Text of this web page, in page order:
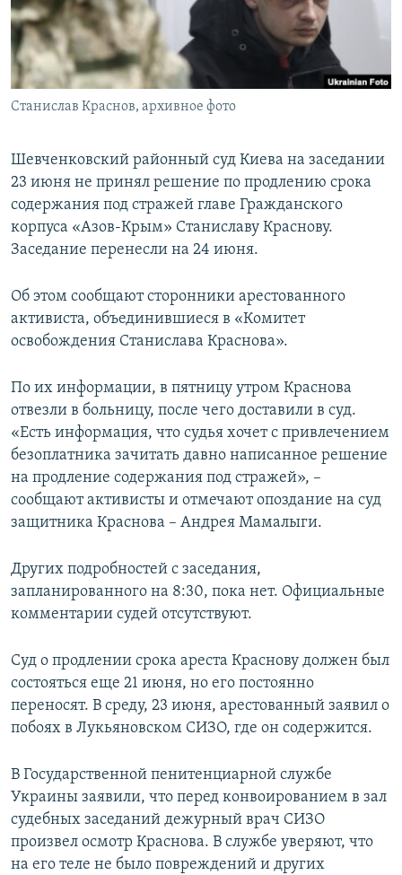
ПОБЕДИТЕЛЕЙ НЕ СУДЯТ?
КРЫМ.НЕПОКОРЕННЫЙ
ELIFBE
УКРАИНСКАЯ ПРОБЛЕМА КРЫМА
ПРИСОЕДИНЯЙТЕСЬ!
Станислав Краснов, архивное фото
Шевченковский районный суд Киева на заседании
23 июня не принял решение по продлению срока
содержания под стражей главе Гражданского
корпуса «Азов-Крым» Станиславу Краснову.
Заседание перенесли на 24 июня.
Об этом сообщают сторонники арестованного
активиста, объединившиеся в «Комитет
освобождения Станислава Краснова».
По их информации, в пятницу утром Краснова
отвезли в больницу, после чего доставили в суд.
«Есть информация, что судья хочет с привлечением
безоплатника зачитать давно написанное решение
на продление содержания под стражей», –
сообщают активисты и отмечают опоздание на суд
защитника Краснова – Андрея Мамалыги.
Других подробностей с заседания,
запланированного на 8:30, пока нет. Официальные
комментарии судей отсутствуют.
Суд о продлении срока ареста Краснову должен был
состояться еще 21 июня, но его постоянно
переносят. В среду, 23 июня, арестованный заявил о
побоях в Лукьяновском СИЗО, где он содержится.
В Государственной пенитенциарной службе
Украины заявили, что перед конвоированием в зал
судебных заседаний дежурный врач СИЗО
произвел осмотр Краснова. В службе уверяют, что
на его теле не было повреждений и других